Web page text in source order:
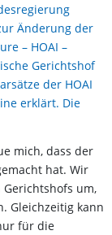
Änderung der
– HOAI –
Gerichtshof
der HOAI
erklärt. Die
mich, dass der
hat. Wir
um,
Gleichzeitig kann
für die